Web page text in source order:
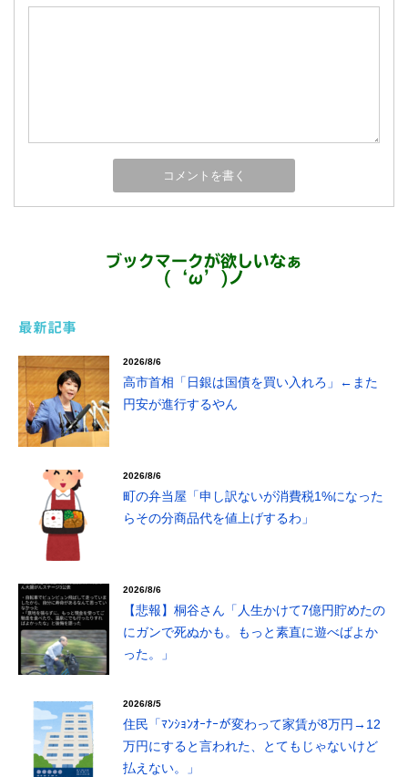
ブックマークが欲しいなぁ
(‘ω’)ノ
最新記事
2026/8/6
高市首相「日銀は国債を買い入れろ」←また
円安が進行するやん
2026/8/6
町の弁当屋「申し訳ないが消費税1%になった
らその分商品代を値上げするわ」
2026/8/6
【悲報】桐谷さん「人生かけて7億円貯めたの
にガンで死ぬかも。もっと素直に遊べばよか
った。」
2026/8/5
住民「ﾏﾝｼｮﾝｵｰﾅｰが変わって家賃が8万円→12
万円にすると言われた、とてもじゃないけど
払えない。」